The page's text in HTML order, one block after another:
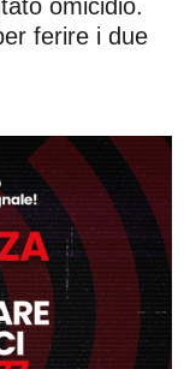
omicidio.
ferire i due